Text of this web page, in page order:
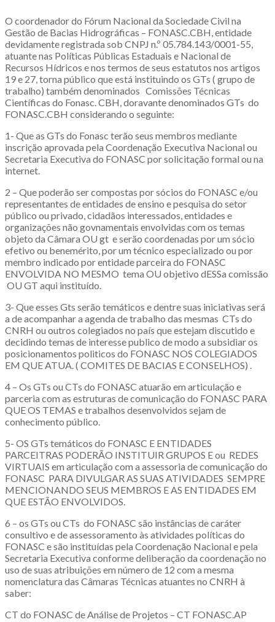
O coordenador do Fórum Nacional da Sociedade Civil na
Gestão de Bacias Hidrográficas – FONASC.CBH, entidade
devidamente registrada sob CNPJ n.º 05.784.143/0001-55,
atuante nas Políticas Públicas Estaduais e Nacional de
Recursos Hídricos e nos termos de seus estatutos nos artigos
19 e 27, torna público que está instituindo os GTs ( grupo de
trabalho) também denominados Comissões Técnicas
Científicas do Fonasc. CBH, doravante denominados GTs do
FONASC.CBH considerando o seguinte:
1- Que as GTs do Fonasc terão seus membros mediante
inscrição aprovada pela Coordenação Executiva Nacional ou
Secretaria Executiva do FONASC por solicitação formal ou na
internet.
2 – Que poderão ser compostas por sócios do FONASC e/ou
representantes de entidades de ensino e pesquisa do setor
público ou privado, cidadãos interessados, entidades e
organizações não govnamentais envolvidas com os temas
objeto da Câmara OU gt e serão coordenadas por um sócio
efetivo ou benemérito, por um técnico especializado ou por
membro indicado por entidade parceira do FONASC
ENVOLVIDA NO MESMO tema OU objetivo dESSa comissão
OU GT aqui instituído.
3- Que esses Gts serão temáticos e dentre suas iniciativas será
a de acompanhar a agenda de trabalho das mesmas CTs do
CNRH ou outros colegiados no país que estejam discutido e
decidindo temas de interesse publico de modo a subsidiar os
posicionamentos politicos do FONASC NOS COLEGIADOS
EM QUE ATUA. ( COMITES DE BACIAS E CONSELHOS) .
4 – Os GTs ou CTs do FONASC atuarão em articulação e
parceria com as estruturas de comunicação do FONASC PARA
QUE OS TEMAS e trabalhos desenvolvidos sejam de
conhecimento público.
5- OS GTs temáticos do FONASC E ENTIDADES
PARCEITRAS PODERÃO INSTITUIR GRUPOS E ou REDES
VIRTUAIS em articulação com a assessoria de comunicação do
FONASC PARA DIVULGAR AS SUAS ATIVIDADES SEMPRE
MENCIONANDO SEUS MEMBROS E AS ENTIDADES EM
QUE ESTÃO ENVOLVIDOS.
6 – os GTs ou CTs do FONASC são instâncias de caráter
consultivo e de assessoramento às atividades políticas do
FONASC e são instituídas pela Coordenação Nacional e pela
Secretaria Executiva conforme deliberação da coordenação no
uso de suas atribuições em número de 12 com a mesma
nomenclatura das Câmaras Técnicas atuantes no CNRH à
saber:
CT do FONASC de Análise de Projetos – CT FONASC.AP